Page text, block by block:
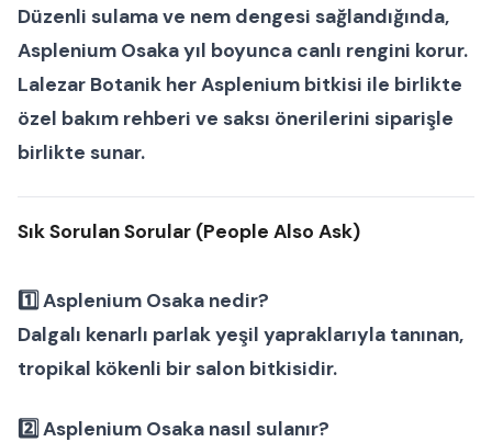
Düzenli sulama ve nem dengesi sağlandığında,
Asplenium Osakayıl boyunca canlı rengini korur.
Lalezar Botanik herAsplenium bitkisi ile birlikte
özel bakım rehberi ve saksı önerilerini siparişle
birlikte sunar.
Sık Sorulan Sorular (People Also Ask)
1️⃣ Asplenium Osaka nedir?
Dalgalı kenarlı parlak yeşil yapraklarıyla tanınan,
tropikal kökenli birsalon bitkisidir.
2️⃣ Asplenium Osaka nasıl sulanır?